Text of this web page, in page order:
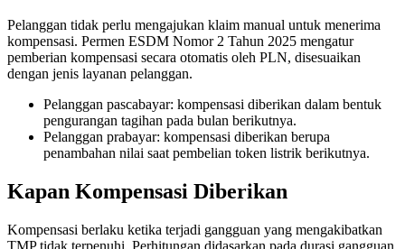
Pelanggan tidak perlu mengajukan klaim manual untuk menerima
kompensasi. Permen ESDM Nomor 2 Tahun 2025 mengatur
pemberian kompensasi secara otomatis oleh PLN, disesuaikan
dengan jenis layanan pelanggan.
Pelanggan pascabayar: kompensasi diberikan dalam bentuk
pengurangan tagihan pada bulan berikutnya.
Pelanggan prabayar: kompensasi diberikan berupa
penambahan nilai saat pembelian token listrik berikutnya.
Kapan Kompensasi Diberikan
Kompensasi berlaku ketika terjadi gangguan yang mengakibatkan